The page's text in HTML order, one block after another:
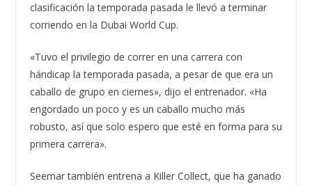
clasificación la temporada pasada le llevó a terminar
corriendo en la Dubai World Cup.
«Tuvo el privilegio de correr en una carrera con
hándicap la temporada pasada, a pesar de que era un
caballo de grupo en ciernes», dijo el entrenador. «Ha
engordado un poco y es un caballo mucho más
robusto, así que solo espero que esté en forma para su
primera carrera».
Seemar también entrena a Killer Collect, que ha ganado